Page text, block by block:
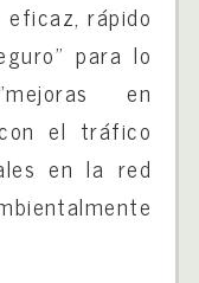
rápido
para lo
en
el tráfico
en la red